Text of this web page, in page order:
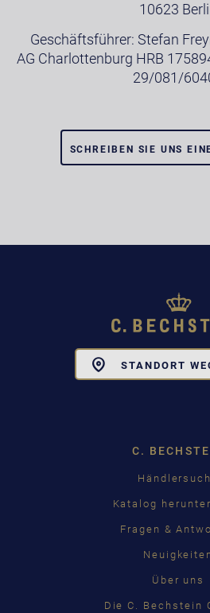
10623
Geschäftsführer: Stefan
AG Charlottenburg HRB
29/081/
SCHREIBEN SIE UNS
STANDORT
C.
Katalog
Fragen &
Über uns
Die C. Bechstein